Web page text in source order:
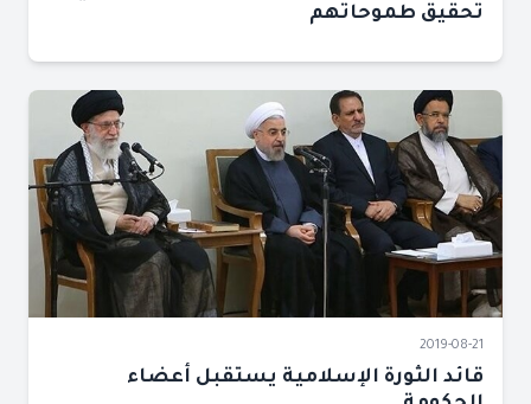
تحقيق طموحاتهم
2019-08-21
قائد الثورة الإسلامية يستقبل أعضاء